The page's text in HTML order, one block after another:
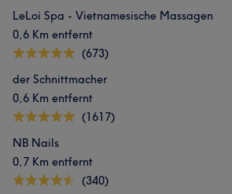
LeLoi Spa - Vietnamesische Massagen
0,6 Km entfernt
(673)
der Schnittmacher
0,6 Km entfernt
(1617)
NB Nails
0,7 Km entfernt
(340)